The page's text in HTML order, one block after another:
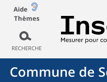
Aide
Thèmes
RECHERCHE
Commune de